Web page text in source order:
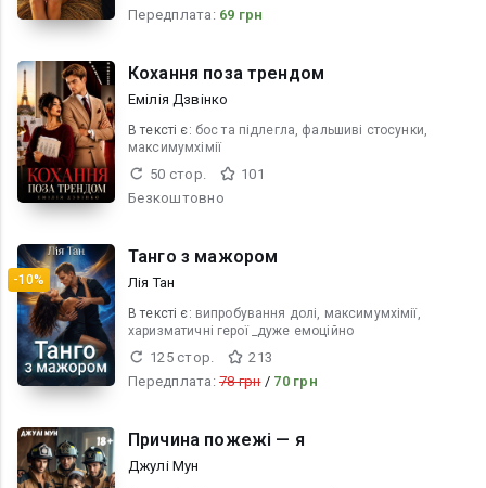
Передплата: 69 грн
Кохання поза трендом
Емілія Дзвінко
В текcті є: бос та підлегла, фальшиві стосунки,
максимумхімії
50 стор.
101
Безкоштовно
-10%
Танго з мажором
Лія Тан
В текcті є: випробування долі, максимумхімії,
харизматичні герої _дуже емоційно
125 стор.
213
Передплата: 78 грн/ 70 грн
Причина пожежі — я
Джулі Мун